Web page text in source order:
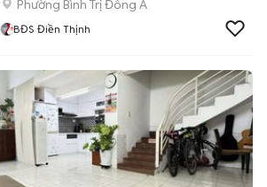
Phường Bình Trị Đông A
BĐS Điền Thịnh